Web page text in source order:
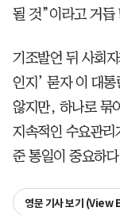
될 것”이라고 거듭
기조발언 뒤 사회
인지’ 묻자 이 대
않지만, 하나로 묶
지속적인 수요관
준 통일이 중요하
영문 기사 보기